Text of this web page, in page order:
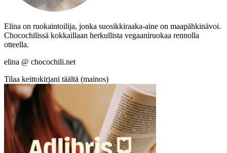
Elina on ruokaintoilija, jonka suosikkiraaka-aine on maapähkinävoi.
Chocochilissä kokkaillaan herkullista vegaaniruokaa rennolla
otteella.
elina @ chocochili.net
Tilaa keittokirjani täältä (mainos)